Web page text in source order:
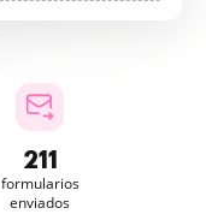
211
formularios
enviados